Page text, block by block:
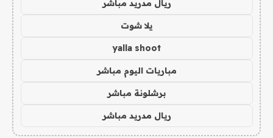
ريال مدريد مباشر
يلا شوت
yalla shoot
مباريات اليوم مباشر
برشلونة مباشر
ريال مدريد مباشر